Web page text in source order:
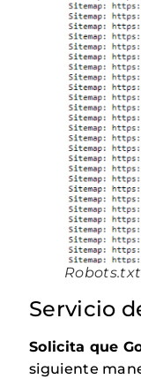
Servicio
Solicita que
siguiente